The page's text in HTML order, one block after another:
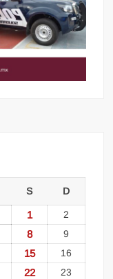
S D
1 2
8 9
15 16
22 23